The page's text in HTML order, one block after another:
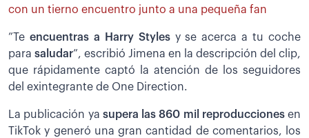
con un tierno encuentro junto a una pequeña fan
”Te encuentras a Harry Styles y se acerca a tu coche
para saludar”, escribió Jimena en la descripción del clip,
que rápidamente captó la atención de los seguidores
del exintegrante de One Direction.
La publicación ya supera las 860 mil reproduccionesen
TikTok y generó una gran cantidad de comentarios, los